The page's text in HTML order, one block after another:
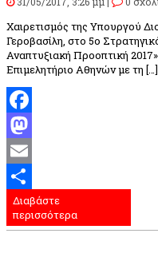
Χαιρετισμός της Υπουργού
Γεροβασίλη, στο 5ο
Αναπτυξιακή Προοπτική
Επιμελητήριο Αθηνών με τη […]
Facebook
Mastodon
Email
Μοιραστείτε
Διαβάστε
περισσότερα